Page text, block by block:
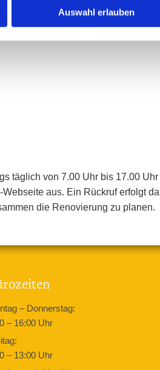
Auswahl erlauben
im Haus
steht dieser
täglich von 7.00 Uhr bis 17.00
aus. Ein Rückruf erfolgt
die Renovierung zu planen.
– Donnerstag:
– 16:00 Uhr
– 13:00 Uhr